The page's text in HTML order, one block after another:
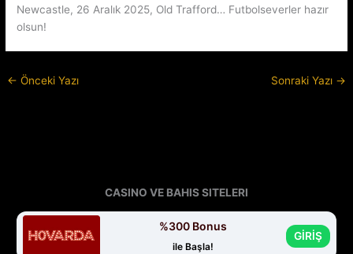
Newcastle, 26 Aralık 2025, Old Trafford… Futbolseverler hazır
olsun!
← Önceki Yazı Sonraki Yazı →
CASINO VE BAHIS SITELERI
%300 Bonus
ile Başla!
GİRİŞ